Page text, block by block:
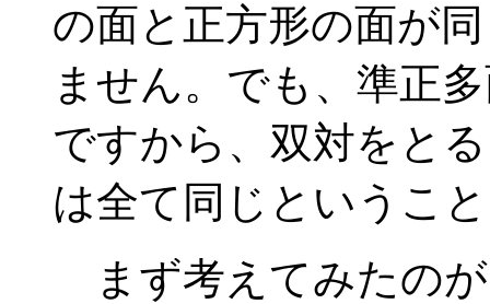
の面と正方形の面が
ません。でも、準正
ですから、双対をと
は全て同じというこ
まず考えてみたの